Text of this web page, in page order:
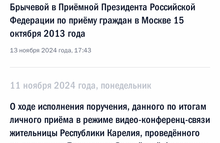
Брычевой в Приёмной Президента Российской
Федерации по приёму граждан в Москве 15
октября 2013 года
13 ноября 2024 года, 17:43
11 ноября 2024 года, понедельник
О ходе исполнения поручения, данного по итогам
личного приёма в режиме видео-конференц-связи
жительницы Республики Карелия, проведённого